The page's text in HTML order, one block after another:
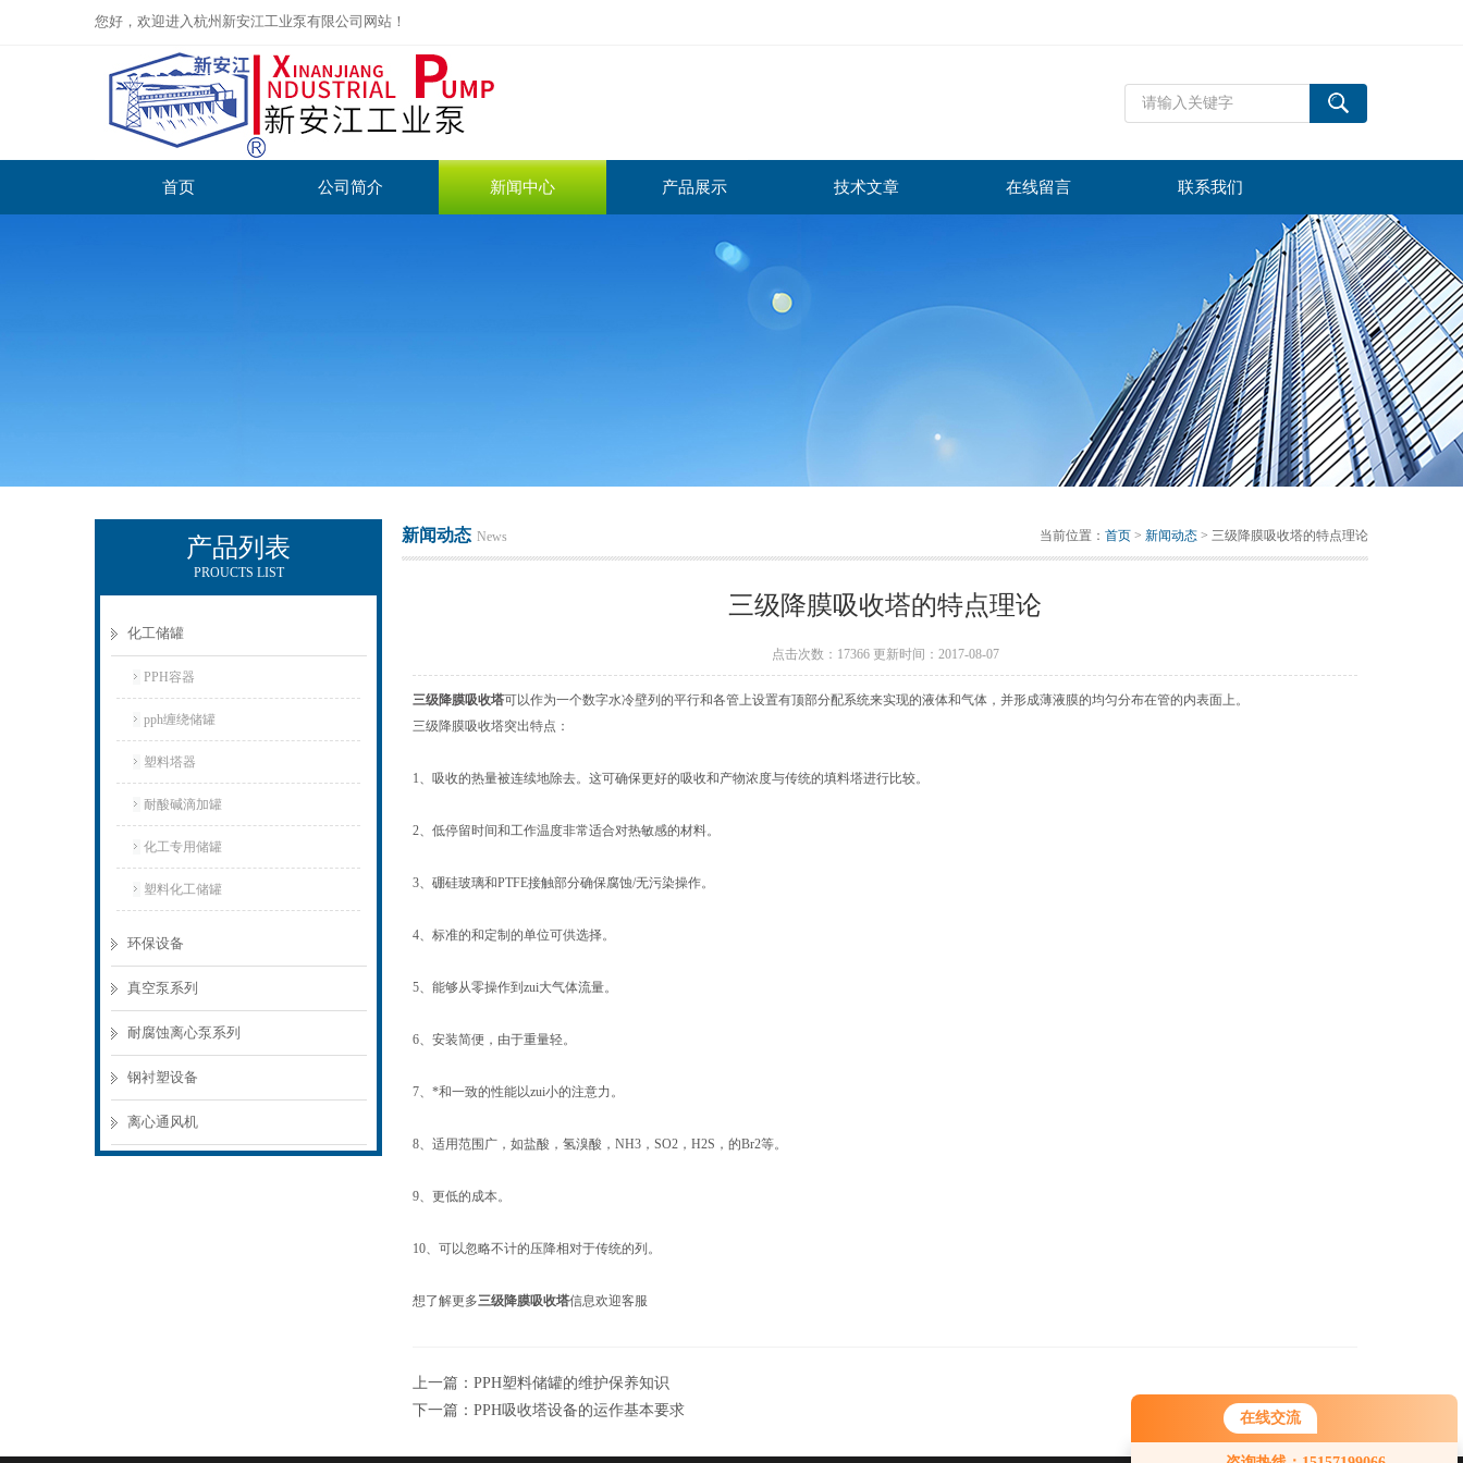
在线交流
您好，欢迎进入杭州新安江工业泵有限公司网站！
首页 公司简介 新闻中心 产品展示 技术文章 在线留言 联系我们
产品列表
PROUCTS LIST
化工储罐
PPH容器
pph缠绕储罐
塑料塔器
耐酸碱滴加罐
化工专用储罐
塑料化工储罐
环保设备
真空泵系列
耐腐蚀离心泵系列
钢衬塑设备
离心通风机
新闻动态 News 当前位置： 首页 > 新闻动态 > 三级降膜吸收塔的特点理论
三级降膜吸收塔的特点理论
点击次数：17366 更新时间：2017-08-07
三级降膜吸收塔可以作为一个数字水冷壁列的平行和各管上设置有顶部分配系统来实现的液体和气体，并形成薄液膜的均匀分布在管的内表面上。
三级降膜吸收塔突出特点：
1、吸收的热量被连续地除去。这可确保更好的吸收和产物浓度与传统的填料塔进行比较。
2、低停留时间和工作温度非常适合对热敏感的材料。
3、硼硅玻璃和PTFE接触部分确保腐蚀/无污染操作。
4、标准的和定制的单位可供选择。
5、能够从零操作到zui大气体流量。
6、安装简便，由于重量轻。
7、*和一致的性能以zui小的注意力。
8、适用范围广，如盐酸，氢溴酸，NH3，SO2，H2S，的Br2等。
9、更低的成本。
10、可以忽略不计的压降相对于传统的列。
想了解更多三级降膜吸收塔信息欢迎客服
上一篇： PPH塑料储罐的维护保养知识
下一篇： PPH吸收塔设备的运作基本要求